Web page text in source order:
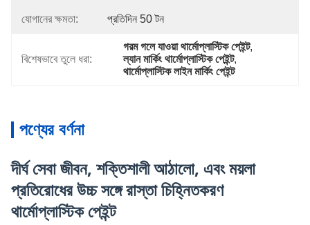
যোগানের ক্ষমতা: প্রতিদিন 50 টন
বিশেষভাবে তুলে ধরা:
গরম গলে যাওয়া থার্মোপ্লাস্টিক পেইন্ট,
ল্যান মার্কিং থার্মোপ্লাস্টিক পেইন্ট,
থার্মোপ্লাস্টিক লাইন মার্কিং পেইন্ট
পণ্যের বর্ণনা
দীর্ঘ সেবা জীবন, শক্তিশালী আঠালো, এবং ময়লা
প্রতিরোধের উচ্চ সঙ্গে রাস্তা চিহ্নিতকরণ
থার্মোপ্লাস্টিক পেইন্ট